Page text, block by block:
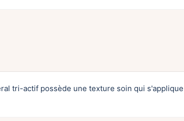
tri-actif possède une texture soin qui